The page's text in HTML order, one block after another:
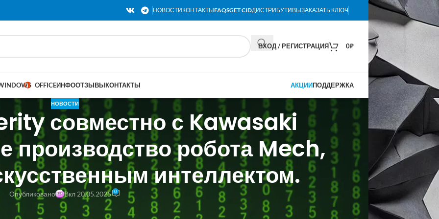
НОВОСТИКОНТАКТЫFAQSGET CIDДИСТРИБУТИВЫЗАКАЗАТЬ КЛЮЧ
ВХОД / РЕГИСТРАЦИЯ 0₽
OFFICEИНФООТЗЫВЫКОНТАКТЫ АКЦИИПОДДЕРЖКА
НОВОСТИ
совместно с Kawasaki
производство робота Mech,
интеллектом.
Опубликовано Вкл 20.05.2025 0
Heavy Industries объявили о стратегическом сотрудничестве для серийного производства
специально разработанных для платформы Mech.